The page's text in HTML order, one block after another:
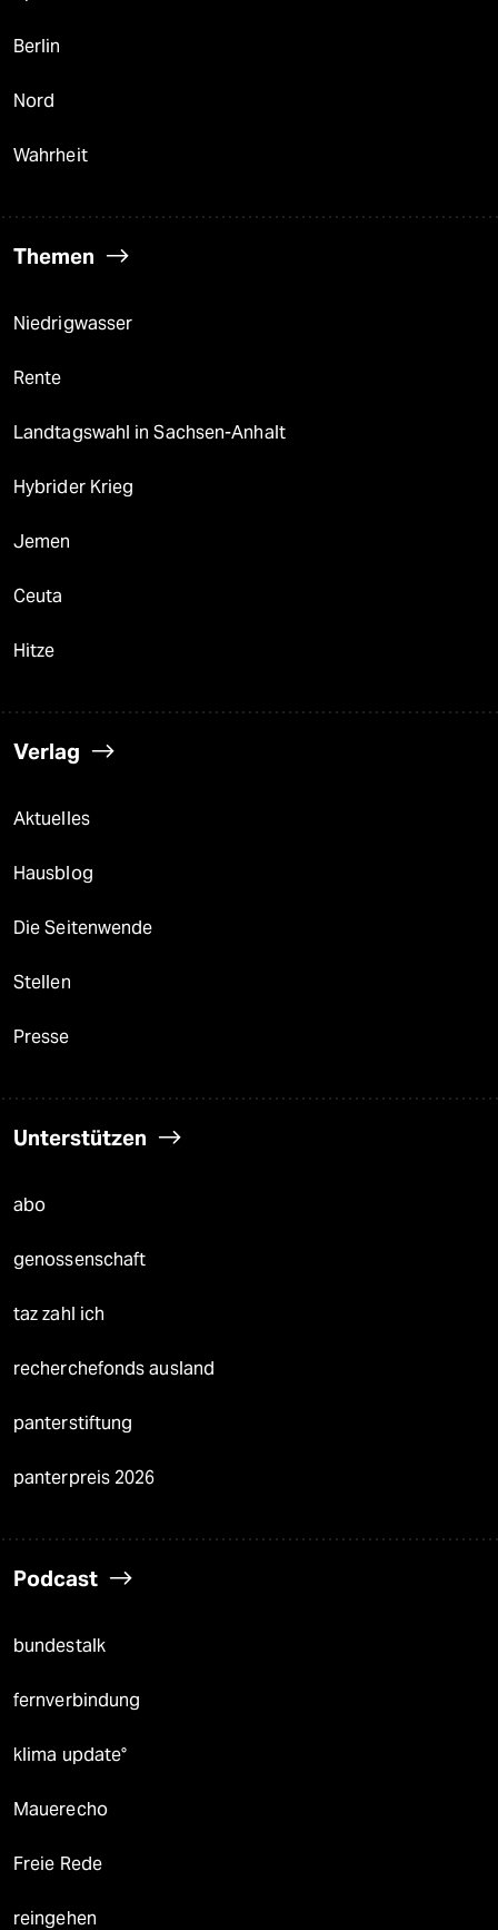
Berlin
Nord
Wahrheit
Themen
Niedrigwasser
Rente
Landtagswahl in Sachsen-Anhalt
Hybrider Krieg
Jemen
Ceuta
Hitze
Verlag
Aktuelles
Hausblog
Die Seitenwende
Stellen
Presse
Unterstützen
abo
genossenschaft
taz zahl ich
recherchefonds ausland
panterstiftung
panterpreis 2026
Podcast
bundestalk
fernverbindung
klima update°
Mauerecho
Freie Rede
reingehen